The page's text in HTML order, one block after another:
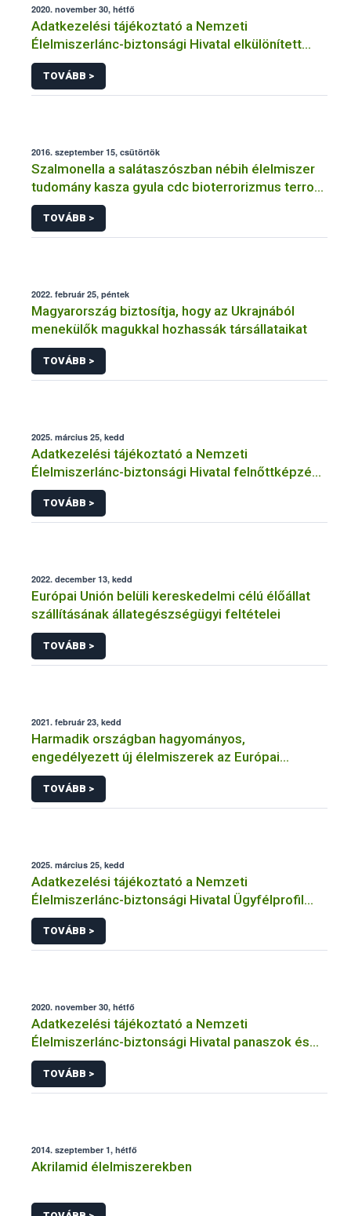
2020. november 30, hétfő
Adatkezelési tájékoztató a Nemzeti
Élelmiszerlánc-biztonsági Hivatal elkülönített
visszaélés-bejelentési rendszerhez kapcsolódó
adatkezeléséhez
TOVÁBB >
2016. szeptember 15, csütörtök
Szalmonella a salátaszószban nébih élelmiszer
tudomány kasza gyula cdc bioterrorizmus terror
lépfene
TOVÁBB >
2022. február 25, péntek
Magyarország biztosítja, hogy az Ukrajnából
menekülők magukkal hozhassák társállataikat
TOVÁBB >
2025. március 25, kedd
Adatkezelési tájékoztató a Nemzeti
Élelmiszerlánc-biztonsági Hivatal felnőttképzési
tevékenységéhez kapcsolódó adatkezeléséhez
TOVÁBB >
2022. december 13, kedd
Európai Unión belüli kereskedelmi célú élőállat
szállításának állategészségügyi feltételei
TOVÁBB >
2021. február 23, kedd
Harmadik országban hagyományos,
engedélyezett új élelmiszerek az Európai
Unióban
TOVÁBB >
2025. március 25, kedd
Adatkezelési tájékoztató a Nemzeti
Élelmiszerlánc-biztonsági Hivatal Ügyfélprofil
Rendszerben kistermelői tevékenység
témakörben intézhető közhatalmi eljárásaihoz
kapcsolódó adatkezeléséhez
TOVÁBB >
2020. november 30, hétfő
Adatkezelési tájékoztató a Nemzeti
Élelmiszerlánc-biztonsági Hivatal panaszok és
közérdekű bejelentések kezeléséhez
kapcsolódó adatkezeléséhez
TOVÁBB >
2014. szeptember 1, hétfő
Akrilamid élelmiszerekben